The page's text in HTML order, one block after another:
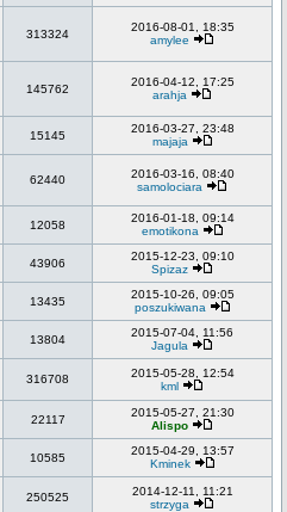
313324
2016-08-01, 18:35
amylee
145762
2016-04-12, 17:25
arahja
15145
2016-03-27, 23:48
majaja
62440
2016-03-16, 08:40
samolociara
12058
2016-01-18, 09:14
emotikona
43906
2015-12-23, 09:10
Spizaz
13435
2015-10-26, 09:05
poszukiwana
13804
2015-07-04, 11:56
Jagula
316708
2015-05-28, 12:54
kml
22117
2015-05-27, 21:30
Alispo
10585
2015-04-29, 13:57
Kminek
250525
2014-12-11, 11:21
strzyga